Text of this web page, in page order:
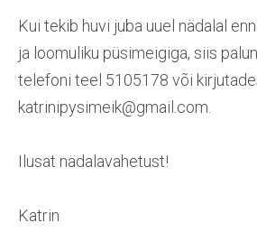
Kui tekib huvi juba uuel nädalal
ja loomuliku püsimeigiga, siis
telefoni teel 5105178 või
katrinipysimeik@gmail.com.
Ilusat nädalavahetust!
Katrin